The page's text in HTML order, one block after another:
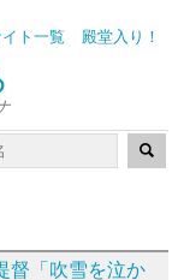
ト一覧 殿堂入り！
督「吹雪を泣か